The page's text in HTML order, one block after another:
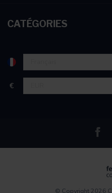
CATÉGORIES
€
© Copyright 2026